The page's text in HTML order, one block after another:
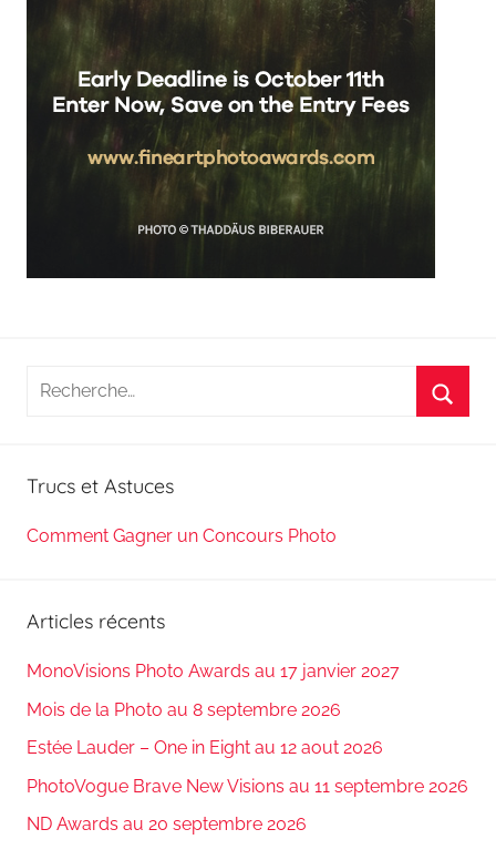
Recherche
Trucs et Astuces
Comment Gagner un Concours Photo
Articles récents
MonoVisions Photo Awards au 17 janvier 2027
Mois de la Photo au 8 septembre 2026
Estée Lauder – One in Eight au 12 aout 2026
PhotoVogue Brave New Visions au 11 septembre 2026
ND Awards au 20 septembre 2026